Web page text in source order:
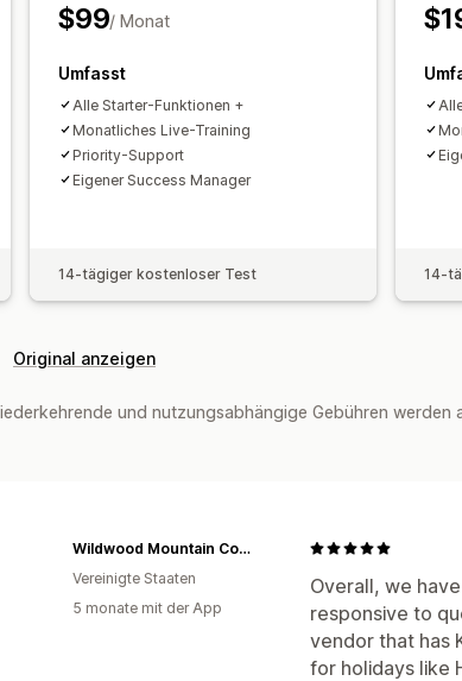
$99/ Monat
Umfasst
Alle Starter-Funktionen +
Monatliches Live-Training
Priority-Support
Eigener Success Manager
14-tägiger kostenloser Test 14-
Original anzeigen
und nutzungsabhängige Gebühren werden
Overall, we
responsive to
vendor that has
for holidays like
Wildwood Mountain Coffee Co
Vereinigte Staaten
5 monate mit der App